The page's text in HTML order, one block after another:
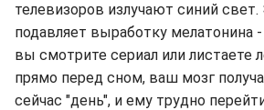
телевизоров излучают синий
подавляет выработку мелатонина
вы смотрите сериал или листаете
прямо перед сном, ваш мозг
сейчас "день", и ему трудно